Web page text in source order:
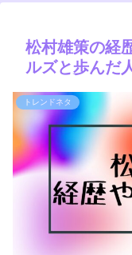
松村雄策の経
ルズと歩んだ
トレンドネタ